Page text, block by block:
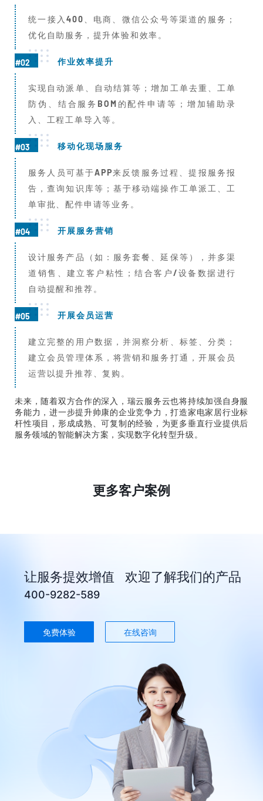
统一接入400、电商、微信公众号等渠道的服务；
优化自助服务，提升体验和效率。
#02 作业效率提升
实现自动派单、自动结算等；增加工单去重、工单
防伪、结合服务BOM的配件申请等；增加辅助录
入、工程工单导入等。
#03 移动化现场服务
服务人员可基于APP来反馈服务过程、提报服务报
告，查询知识库等；基于移动端操作工单派工、工
单审批、配件申请等业务。
#04 开展服务营销
设计服务产品（如：服务套餐、延保等），并多渠
道销售、建立客户粘性；结合客户/设备数据进行
自动提醒和推荐。
#05 开展会员运营
建立完整的用户数据，并洞察分析、标签、分类；
建立会员管理体系，将营销和服务打通，开展会员
运营以提升推荐、复购。
未来，随着双方合作的深入，瑞云服务云也将持续加强自身服
务能力，进一步提升帅康的企业竞争力，打造家电家居行业标
杆性项目，形成成熟、可复制的经验，为更多垂直行业提供后
服务领域的智能解决方案，实现数字化转型升级。
更多客户案例
让服务提效增值 欢迎了解我们的产品
400-9282-589
免费体验 在线咨询